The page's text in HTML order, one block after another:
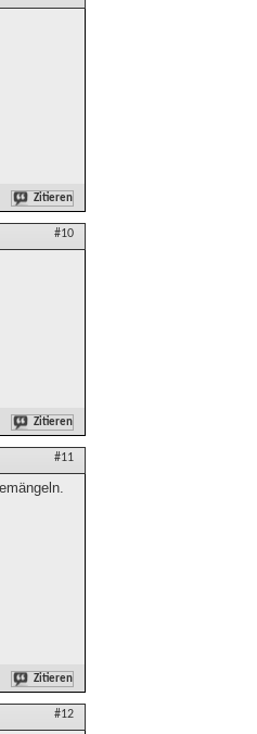
Zitieren
#10
Zitieren
#11
Zitieren
#12